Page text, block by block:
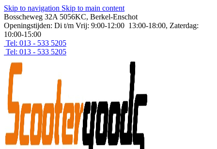
Skip to navigation Skip to main content
Bosscheweg 32A 5056KC, Berkel-Enschot
Openingstijden: Di t/m Vrij: 9:00-12:00 13:00-18:00, Zaterdag:
10:00-15:00
Tel: 013 - 533 5205
Tel: 013 - 533 5205